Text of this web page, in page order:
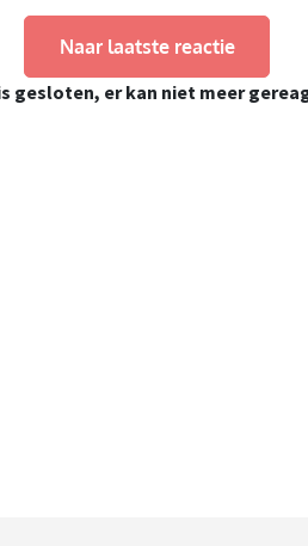
Naar laatste reactie
gesloten, er kan niet meer